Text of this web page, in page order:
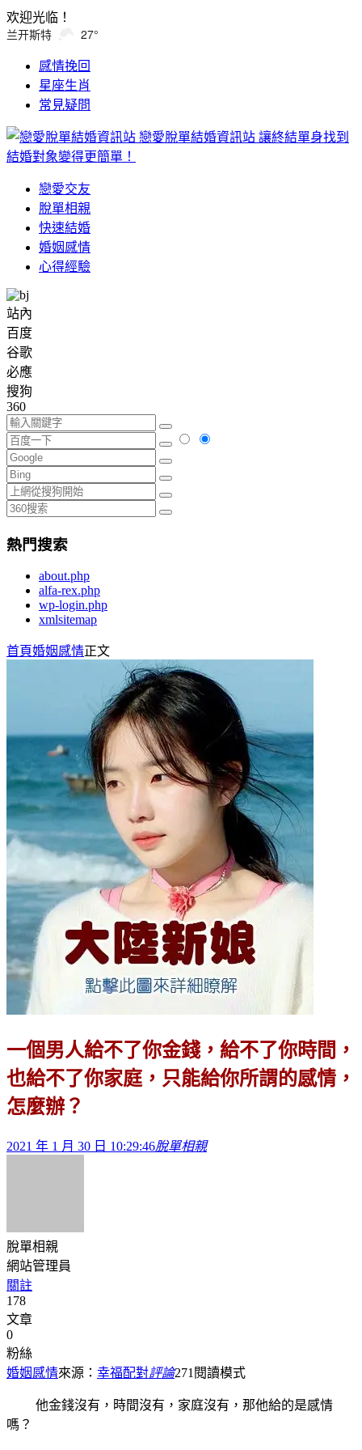
欢迎光临！
兰开斯特 27°
感情挽回
星座生肖
常見疑問
戀愛脫單結婚資訊站 讓終結單身找到
結婚對象變得更簡單！
戀愛交友
脫單相親
快速結婚
婚姻感情
心得經驗
站內
百度
谷歌
必應
搜狗
360
熱門搜索
about.php
alfa-rex.php
wp-login.php
xmlsitemap
首頁婚姻感情正文
一個男人給不了你金錢，給不了你時間，
也給不了你家庭，只能給你所謂的感情，
怎麼辦？
2021 年 1 月 30 日 10:29:46脫單相親
脫單相親
網站管理員
關註
178
文章
0
粉絲
婚姻感情來源： 幸福配對評論271 閱讀模式
他金錢沒有，時間沒有，家庭沒有，那他給的是感情
嗎？